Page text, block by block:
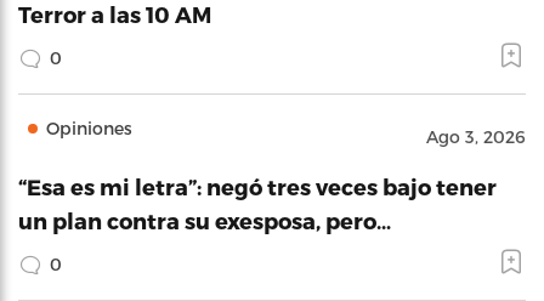
Terror a las 10 AM
0
Opiniones Ago 3, 2026
“Esa es mi letra”: negó tres veces bajo tener
un plan contra su exesposa, pero…
0